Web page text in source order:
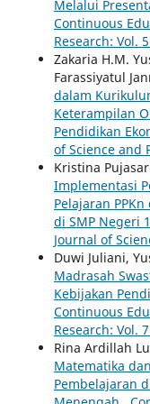
Melalui
Continuous
Research: Vol.
Zakaria H.M.
Farassiyatul
dalam
Keterampilan
Pendidikan
of Science and
Kristina
Implementasi
Pelajaran
di SMP Negeri
Journal of
Duwi Juliani,
Madrasah
Kebijakan
Continuous
Research: Vol.
Rina Ardillah
Matematika
Pembelajaran